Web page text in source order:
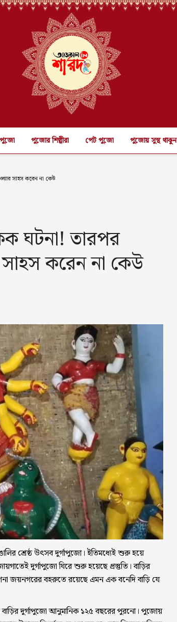
পুজো পুজোর শিল্পীরা পেট পুজো পুজোয় সুস্থ থাকুন
সাহস করেন না কেউ
ঘটনা! তারপর
করেন না কেউ
শ্রেষ্ঠ উৎসব দুর্গাপুজো। ইতিমধ্যেই শুরু হয়ে
দুর্গাপুজো ঘিরে শুরু হয়েছে প্রস্তুতি। বাড়ির
জয়নগরের বহরুতে রয়েছে এমন এক বনেদি বাড়ি যে
বাড়ির দুর্গাপুজো আনুমানিক ১২৫ বছরের পুরনো। পুজোয়